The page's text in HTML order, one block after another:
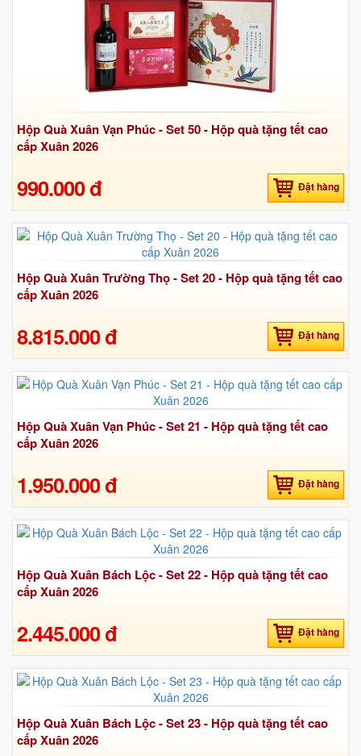
Hộp Quà Xuân Vạn Phúc - Set 50 - Hộp quà tặng tết cao
cấp Xuân 2026
990.000 đ Đặt hàng
Hộp Quà Xuân Trường Thọ - Set 20 - Hộp quà tặng tết cao
cấp Xuân 2026
8.815.000 đ Đặt hàng
Hộp Quà Xuân Vạn Phúc - Set 21 - Hộp quà tặng tết cao
cấp Xuân 2026
1.950.000 đ Đặt hàng
Hộp Quà Xuân Bách Lộc - Set 22 - Hộp quà tặng tết cao
cấp Xuân 2026
2.445.000 đ Đặt hàng
Hộp Quà Xuân Bách Lộc - Set 23 - Hộp quà tặng tết cao
cấp Xuân 2026